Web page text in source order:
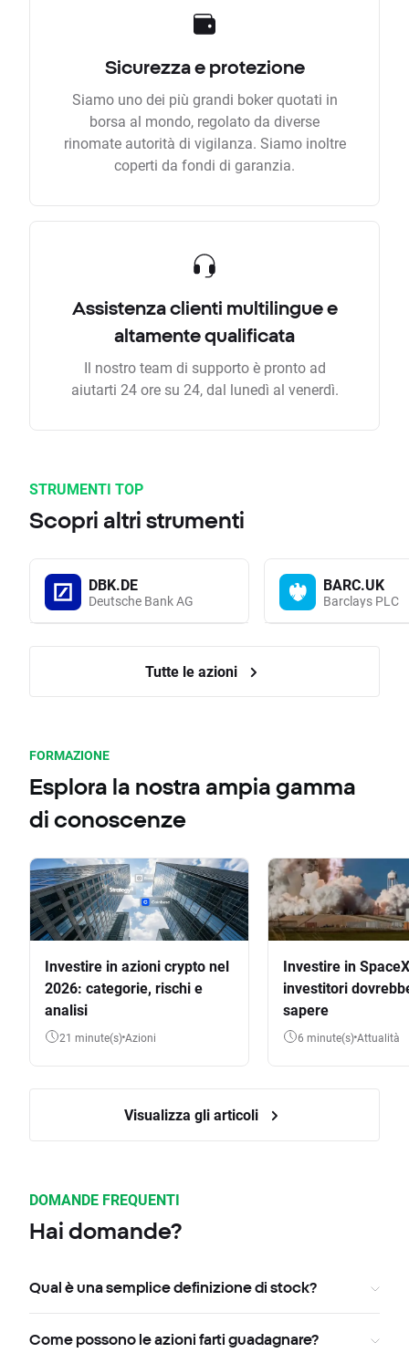
Sicurezza e protezione
Siamo uno dei più grandi boker quotati in
borsa al mondo, regolato da diverse
rinomate autorità di vigilanza. Siamo inoltre
coperti da fondi di garanzia.
Assistenza clienti multilingue e
altamente qualificata
Il nostro team di supporto è pronto ad
aiutarti 24 ore su 24, dal lunedì al venerdì.
STRUMENTI TOP
Scopri altri strumenti
DBK.DE
Deutsche Bank AG
BARC.UK
Barclays PLC
Tutte le azioni
FORMAZIONE
Esplora la nostra ampia gamma
di conoscenze
Investire in azioni crypto nel
2026: categorie, rischi e
analisi
21 minute(s) Azioni
Investire in
investitori
sapere
6 minute(s) Attualità
Visualizza gli articoli
DOMANDE FREQUENTI
Hai domande?
Qual è una semplice definizione di stock?
Come possono le azioni farti guadagnare?